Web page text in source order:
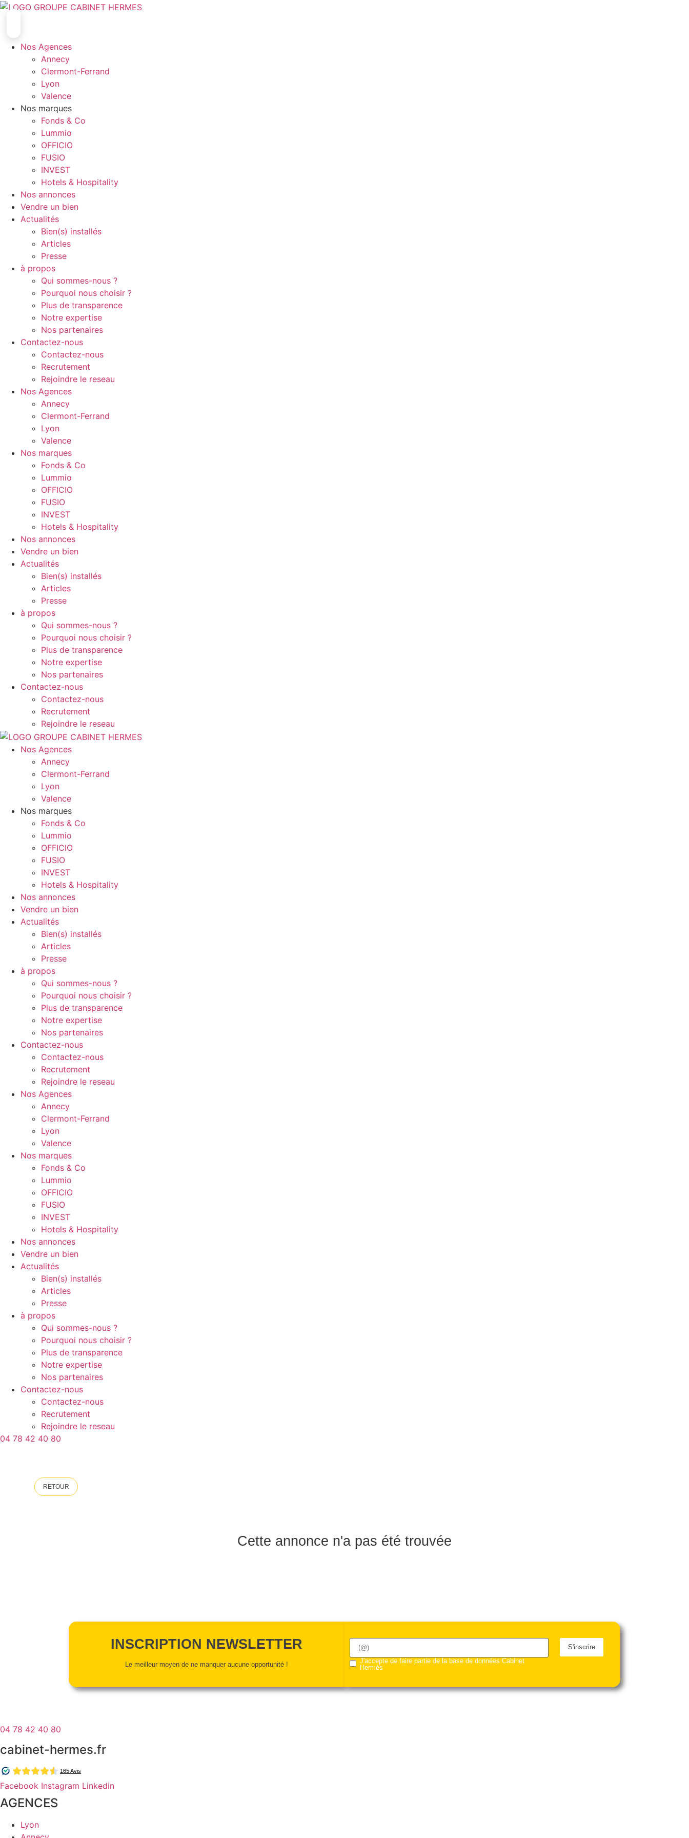
Aller
Nos Agences
Annecy
Clermont-Ferrand
Lyon
Valence
Nos marques
Fonds & Co
Lummio
OFFICIO
FUSIO
INVEST
Hotels & Hospitality
Nos annonces
Vendre un bien
Actualités
Bien(s) installés
Articles
Presse
à propos
Qui sommes-nous ?
Pourquoi nous choisir ?
Plus de transparence
Notre expertise
Nos partenaires
Contactez-nous
Contactez-nous
Recrutement
Rejoindre le reseau
Nos Agences
Annecy
Clermont-Ferrand
Lyon
Valence
Nos marques
Fonds & Co
Lummio
OFFICIO
FUSIO
INVEST
Hotels & Hospitality
Nos annonces
Vendre un bien
Actualités
Bien(s) installés
Articles
Presse
à propos
Qui sommes-nous ?
Pourquoi nous choisir ?
Plus de transparence
Notre expertise
Nos partenaires
Contactez-nous
Contactez-nous
Recrutement
Rejoindre le reseau
Nos Agences
Annecy
Clermont-Ferrand
Lyon
Valence
Nos marques
Fonds & Co
Lummio
OFFICIO
FUSIO
INVEST
Hotels & Hospitality
Nos annonces
Vendre un bien
Actualités
Bien(s) installés
Articles
Presse
à propos
Qui sommes-nous ?
Pourquoi nous choisir ?
Plus de transparence
Notre expertise
Nos partenaires
Contactez-nous
Contactez-nous
Recrutement
Rejoindre le reseau
Nos Agences
Annecy
Clermont-Ferrand
Lyon
Valence
Nos marques
Fonds & Co
Lummio
OFFICIO
FUSIO
INVEST
Hotels & Hospitality
Nos annonces
Vendre un bien
Actualités
Bien(s) installés
Articles
Presse
à propos
Qui sommes-nous ?
Pourquoi nous choisir ?
Plus de transparence
Notre expertise
Nos partenaires
Contactez-nous
Contactez-nous
Recrutement
Rejoindre le reseau
04 78 42 40 80
RETOUR
Cette annonce n'a pas été trouvée
INSCRIPTION NEWSLETTER
Le meilleur moyen de ne manquer aucune opportunité !
J'accepte de faire partie de la base de données Cabinet
Hermès
S'inscrire
04 78 42 40 80
cabinet-hermes.fr
Facebook Instagram Linkedin
AGENCES
Lyon